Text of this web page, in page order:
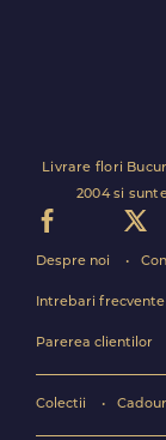
Livrare flori
2004 si
Despre noi
Intrebari frecvente
Parerea clientilor
Colectii